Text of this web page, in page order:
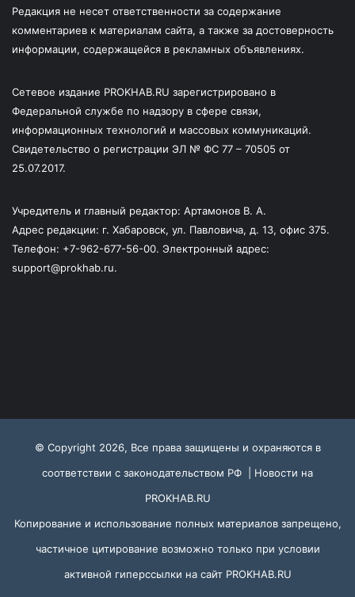
Редакция не несет ответственности за содержание
комментариев к материалам сайта, а также за достоверность
информации, содержащейся в рекламных объявлениях.
Сетевое издание PROKHAB.RU зарегистрировано в
Федеральной службе по надзору в сфере связи,
информационных технологий и массовых коммуникаций.
Свидетельство о регистрации ЭЛ № ФС 77 – 70505 от
25.07.2017.
Учредитель и главный редактор: Артамонов В. А.
Адрес редакции: г. Хабаровск, ул. Павловича, д. 13, офис 375.
Телефон: +7-962-677-56-00. Электронный адрес:
support@prokhab.ru.
© Copyright 2026, Все права защищены и охраняются в
соответствии с законодательством РФ | Новости на
PROKHAB.RU
Копирование и использование полных материалов запрещено,
частичное цитирование возможно только при условии
активной гиперссылки на сайт PROKHAB.RU